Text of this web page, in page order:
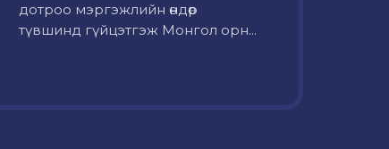
дотроо мэргэжлийн өндөр
түвшинд гүйцэтгэж Монгол орн...